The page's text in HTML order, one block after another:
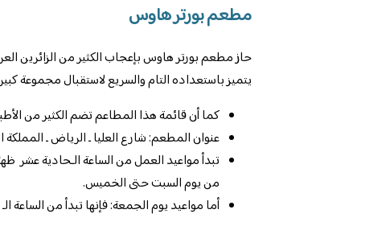
مطعم بورتر هاوس
حاز مطعم بورتر هاوس بإعجاب الكثير من الزائرين
يتميز باستعداده التام والسريع لاستقبال مجموعة
كما أن قائمة هذا المطاعم تضم الكثير من
عنوان المطعم: شارع العليا ـ الرياض ـ المملكة
تبدأ مواعيد العمل من الساعة الـحادية عشر
من يوم السبت حتى الخميس.
أما مواعيد يوم الجمعة: فإنها تبدأ من الساعة الـ 12:30 ظهرًا وحتى الساعة الـ 1:00 بعد منتصف الليل.